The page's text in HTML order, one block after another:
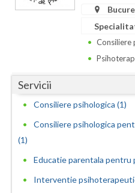
Constanta
Covasna
Dambovita
Dolj
Galati
Consiliere
Servicii
Consiliere psihologica (1)
Consiliere psihologica
(1)
Educatie parentala pentru
Interventie